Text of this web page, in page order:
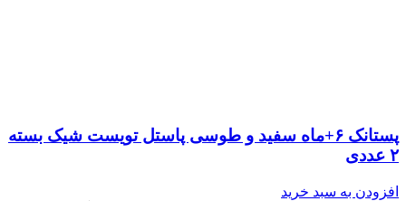
پستانک ۶+ماه سفید و طوسی پاستل تویست شیک بسته
۲ عددی
افزودن به سبد خرید